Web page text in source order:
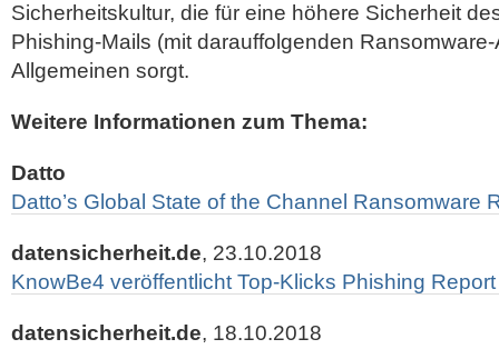
Sicherheitskultur, die für eine höhere Sicherheit
Phishing-Mails (mit darauffolgenden
Allgemeinen sorgt.
Weitere Informationen zum Thema:
Datto
Datto’s Global State of the Channel Ransomware
datensicherheit.de, 23.10.2018
KnowBe4 veröffentlicht Top-Klicks Phishing
datensicherheit.de, 18.10.2018